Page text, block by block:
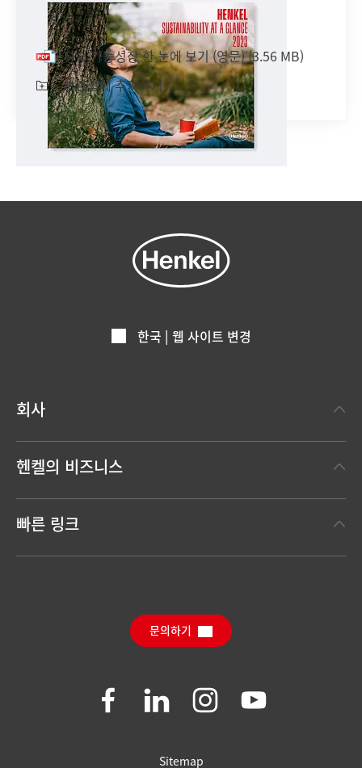
지속 가능성장 한 눈에 보기(영문)
지속 가능성장 한 눈에 보기(영문)(3.56 MB)
보관함에 추가하기
한국 | 웹 사이트 변경
회사
한눈에 보는 헨켈
보도 자료
Sustainable Impact Report(영문)
헨켈의 비즈니스
(Henkel Adhesive Technologies)
헨켈 컨슈머 브랜드
SDS, TDS, RoHS, 제품 정보
빠른 링크
문의하기
Join
Join
on
Join
on
Join
on
Sitemap